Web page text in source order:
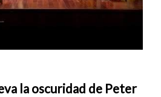
la oscuridad de Peter